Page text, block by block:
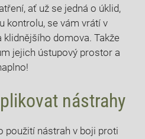
ať už se jedná o úklid,
kontrolu, se vám vrátí‍ v
domova. Takže
jejich⁤ ústupový‌ prostor a
nástrahy
použití nástrah v boji proti